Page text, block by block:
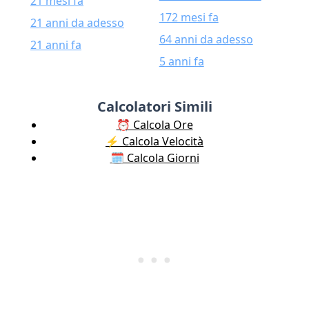
21 anni da adesso
21 anni fa
172 mesi fa
64 anni da adesso
5 anni fa
Calcolatori Simili
⏰ Calcola Ore
⚡️ Calcola Velocità
🗓️ Calcola Giorni